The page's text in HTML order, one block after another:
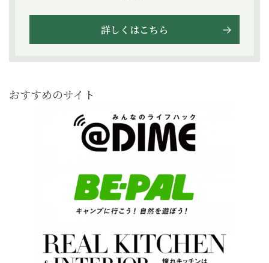
詳しくはこちら
おすすめのサイト